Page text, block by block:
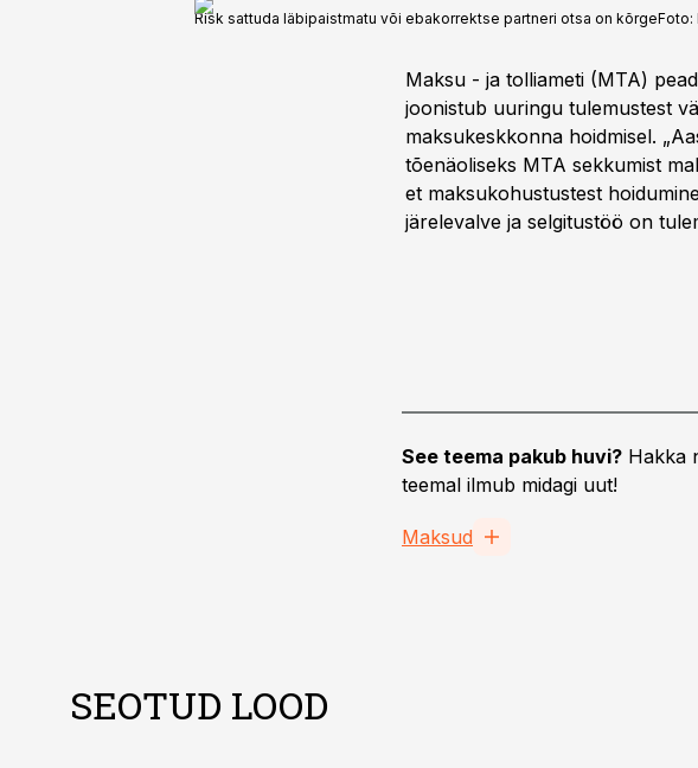
Risk sattuda läbipaistmatu või ebakorrektse partneri otsa on kõrgeFoto:
Maksu - ja tolliameti (MTA)
joonistub uuringu tulemustest
maksukeskkonna hoidmisel.
tõenäoliseks MTA sekkumist
et maksukohustustest
järelevalve ja selgitustöö on
See teema pakub huvi? Hakka
teemal ilmub midagi uut!
Maksud
SEOTUD LOOD